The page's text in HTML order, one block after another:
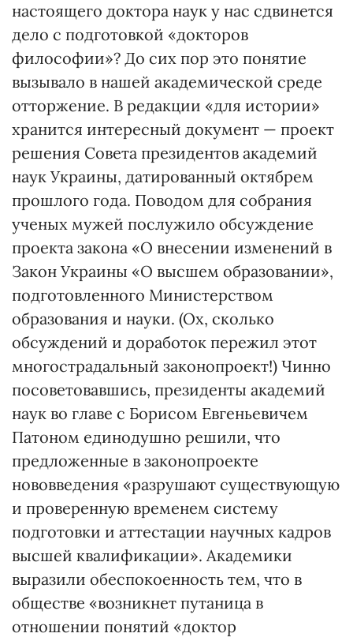
настоящего доктора наук у нас сдвинется
дело с подготовкой «докторов
философии»? До сих пор это понятие
вызывало в нашей академической среде
отторжение. В редакции «для истории»
хранится интересный документ — проект
решения Совета президентов академий
наук Украины, датированный октябрем
прошлого года. Поводом для собрания
ученых мужей послужило обсуждение
проекта закона «О внесении изменений в
Закон Украины «О высшем образовании»,
подготовленного Министерством
образования и науки. (Ох, сколько
обсуждений и доработок пережил этот
многострадальный законопроект!) Чинно
посоветовавшись, президенты академий
наук во главе с Борисом Евгеньевичем
Патоном единодушно решили, что
предложенные в законопроекте
нововведения «разрушают существующую
и проверенную временем систему
подготовки и аттестации научных кадров
высшей квалификации». Академики
выразили обеспокоенность тем, что в
обществе «возникнет путаница в
отношении понятий «доктор